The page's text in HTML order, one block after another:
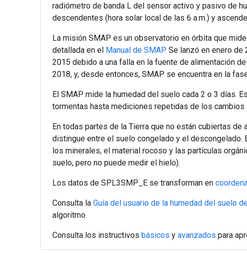
radiómetro de banda L del sensor activo y pasivo de
descendentes (hora solar local de las 6 a.m.) y
La misión SMAP es un observatorio en órbita que
detallada en el Manual de SMAP. Se lanzó en enero
2015 debido a una falla en la fuente de alimentación
2018, y, desde entonces, SMAP se encuentra en la
El SMAP mide la humedad del suelo cada 2 o 3 días.
tormentas hasta mediciones repetidas de los
En todas partes de la Tierra que no están cubiertas de
distingue entre el suelo congelado y el descongelado.
los minerales, el material rocoso y las partículas
suelo, pero no puede medir el hielo).
Los datos de SPL3SMP_E se transforman en
Consulta la Guía del usuario de la humedad del suelo
algoritmo.
Consulta los instructivos básicos y avanzados para